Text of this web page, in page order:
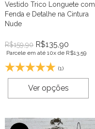
Vestido Trico Longuete com
Fenda e Detalhe na Cintura
Nude
R$159,90 R$135,90
Parcele em até 10x de R$13,59
(1)
Ver opções